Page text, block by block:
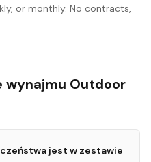
or monthly. No contracts,
wynajmu Outdoor
jest w zestawie